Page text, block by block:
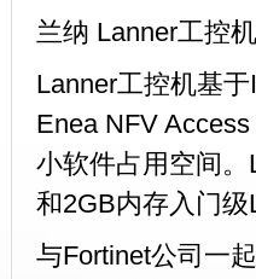
兰纳 Lanner工控
Lanner工控机基
Enea NFV
小软件占用空间
和2GB内存入门
与Fortinet公司一